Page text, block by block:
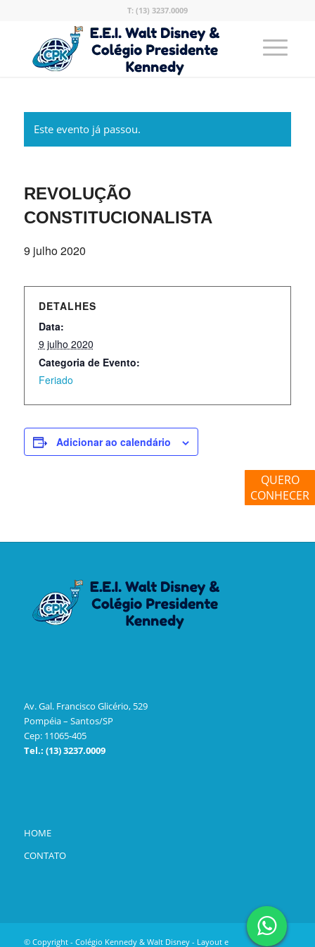
T: (13) 3237.0009
Este evento já passou.
REVOLUÇÃO
CONSTITUCIONALISTA
9 julho 2020
DETALHES
Data:
9 julho 2020
Categoria de Evento:
Feriado
Adicionar ao calendário
Av. Gal. Francisco Glicério, 529
Pompéia – Santos/SP
Cep: 11065-405
Tel.: (13) 3237.0009
HOME
CONTATO
© Copyright - Colégio Kennedy & Walt Disney - Layout e
QUERO
CONHECER